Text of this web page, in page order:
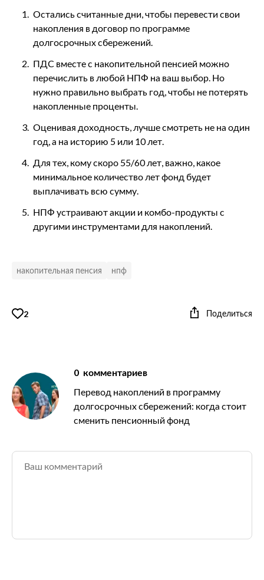
Остались считанные дни, чтобы перевести свои
накопления в договор по программе
долгосрочных сбережений.
ПДС вместе с накопительной пенсией можно
перечислить в любой НПФ на ваш выбор. Но
нужно правильно выбрать год, чтобы не потерять
накопленные проценты.
Оценивая доходность, лучше смотреть не на один
год, а на историю 5 или 10 лет.
Для тех, кому скоро 55/60 лет, важно, какое
минимальное количество лет фонд будет
выплачивать всю сумму.
НПФ устраивают акции и комбо-продукты с
другими инструментами для накоплений.
накопительная пенсия нпф
2 Поделиться
0 комментариев
Перевод накоплений в программу
долгосрочных сбережений: когда стоит
сменить пенсионный фонд